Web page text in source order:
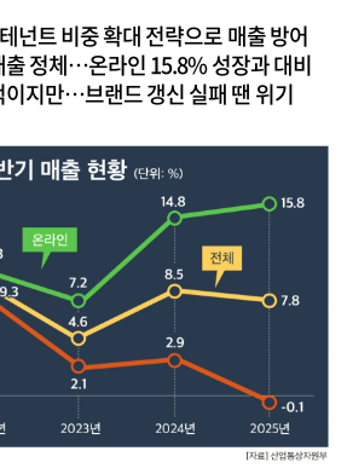
넌트 비중 확대 전략으로 매출 방어
출 정체…온라인 15.8% 성장과 대비
이지만…브랜드 갱신 실패 땐 위기